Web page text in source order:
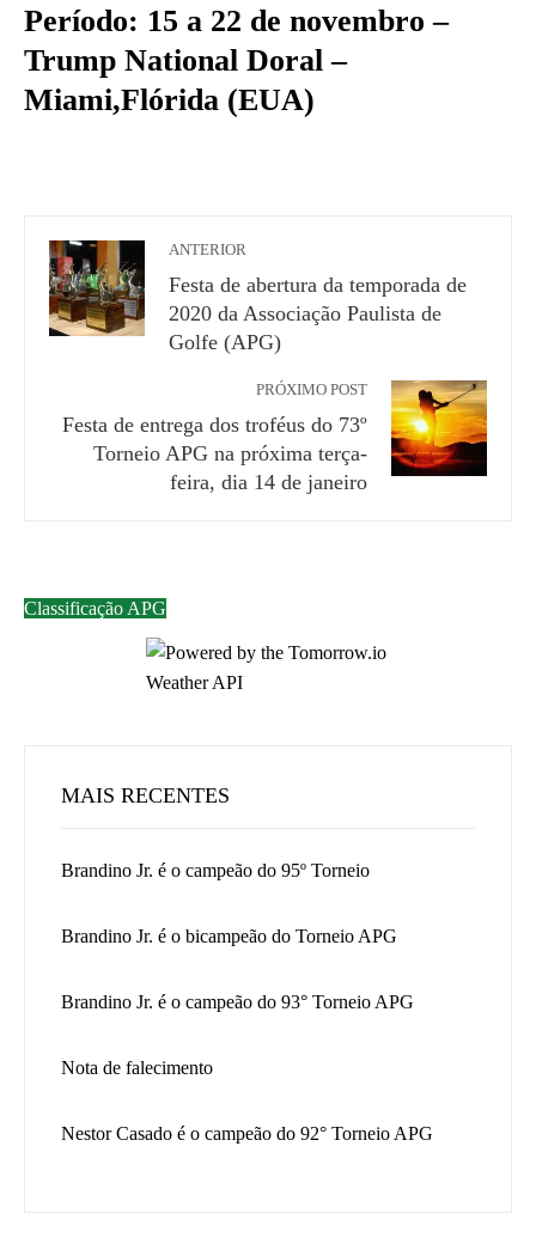
Período: 15 a 22 de novembro –
Trump National Doral –
Miami,Flórida (EUA)
ANTERIOR
Festa de abertura da temporada de
2020 da Associação Paulista de
Golfe (APG)
PRÓXIMO POST
Festa de entrega dos troféus do 73º
Torneio APG na próxima terça-
feira, dia 14 de janeiro
Classificação APG
MAIS RECENTES
Brandino Jr. é o campeão do 95º Torneio
Brandino Jr. é o bicampeão do Torneio APG
Brandino Jr. é o campeão do 93° Torneio APG
Nota de falecimento
Nestor Casado é o campeão do 92° Torneio APG